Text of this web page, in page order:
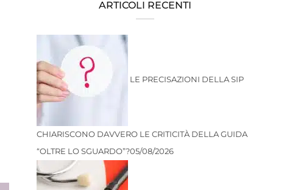
ARTICOLI RECENTI
LE PRECISAZIONI DELLA SIP
CHIARISCONO DAVVERO LE CRITICITÀ DELLA GUIDA
“OLTRE LO SGUARDO”?05/08/2026